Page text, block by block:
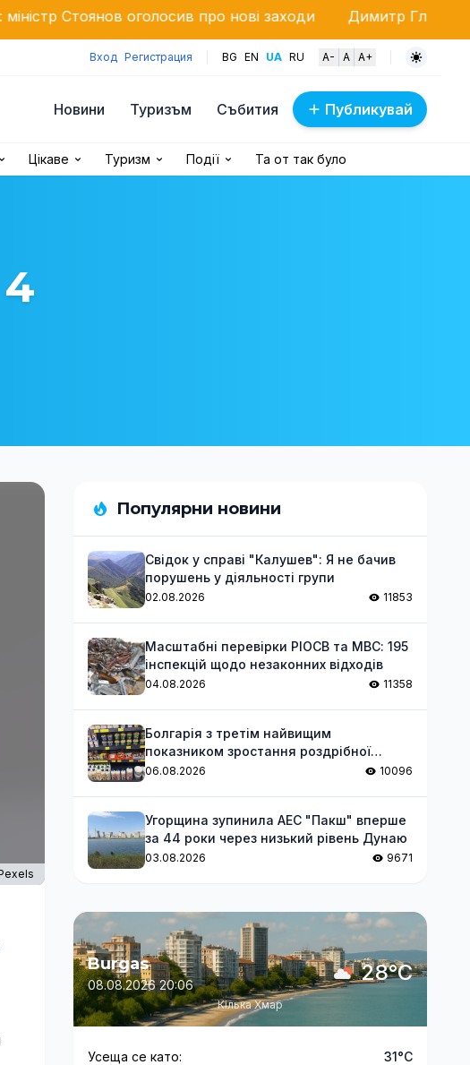
оголосив про нові заходи Димитр Главчев
Вход Регистрация BG EN UA RU A- A A+
Новини Туризъм Събития Публикувай
Цікаве Туризм Події Та от так було
Популярни новини
Свідок у справі "Калушев": Я не бачив
порушень у діяльності групи
02.08.2026 11853
Масштабні перевірки РІОСВ та МВС: 195
інспекцій щодо незаконних відходів
04.08.2026 11358
Болгарія з третім найвищим
показником зростання роздрібної
торгівлі в ЄС за червень
06.08.2026 10096
Угорщина зупинила АЕС "Пакш" вперше
за 44 роки через низький рівень Дунаю
03.08.2026 9671
Burgas
08.08.2026 20:06 28°C
Кілька Хмар
Усеща се като: 31°C